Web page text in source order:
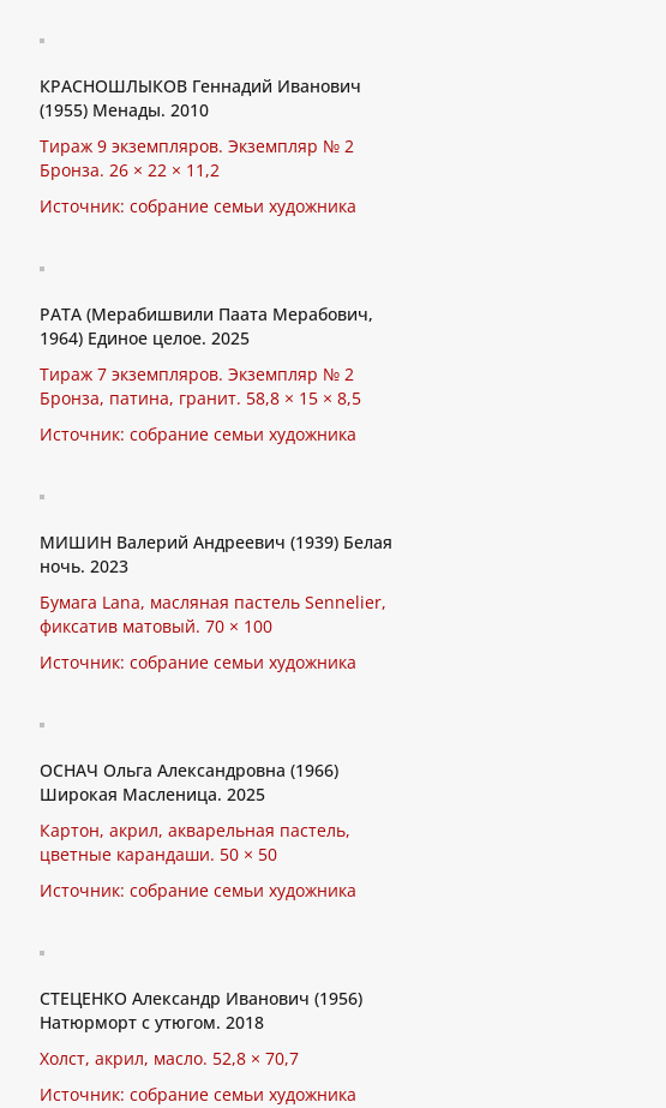
КРАСНОШЛЫКОВ Геннадий Иванович
(1955) Менады. 2010
Тираж 9 экземпляров. Экземпляр № 2
Бронза. 26 × 22 × 11,2
Источник: собрание семьи художника
PATA (Мерабишвили Паата Мерабович,
1964) Единое целое. 2025
Тираж 7 экземпляров. Экземпляр № 2
Бронза, патина, гранит. 58,8 × 15 × 8,5
Источник: собрание семьи художника
МИШИН Валерий Андреевич (1939) Белая
ночь. 2023
Бумага Lana, масляная пастель Sennelier,
фиксатив матовый. 70 × 100
Источник: собрание семьи художника
ОСНАЧ Ольга Александровна (1966)
Широкая Масленица. 2025
Картон, акрил, акварельная пастель,
цветные карандаши. 50 × 50
Источник: собрание семьи художника
СТЕЦЕНКО Александр Иванович (1956)
Натюрморт с утюгом. 2018
Холст, акрил, масло. 52,8 × 70,7
Источник: собрание семьи художника